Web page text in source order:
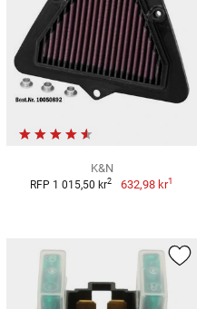
K&N
RFP 1 015,50 kr2 632,98 kr1